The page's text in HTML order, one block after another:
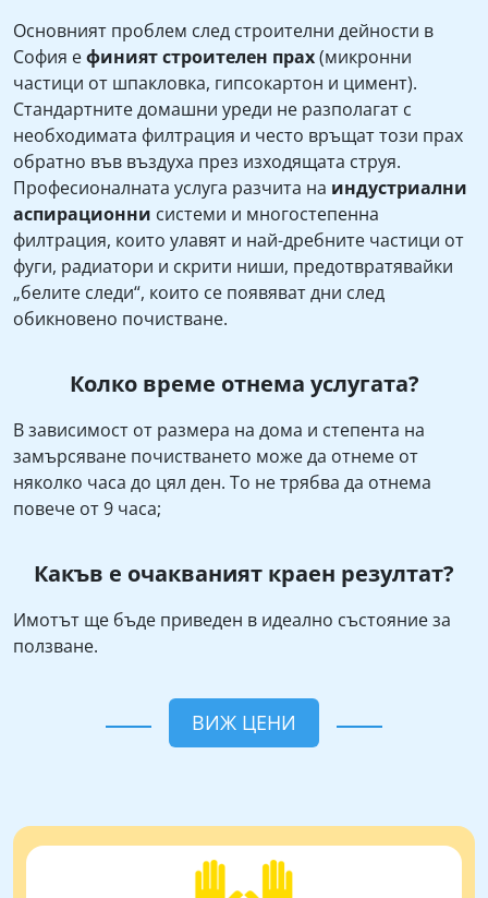
Основният проблем след строителни дейности в
София ефиният строителен прах(микронни
частици от шпакловка, гипсокартон и цимент).
Стандартните домашни уреди не разполагат с
необходимата филтрация и често връщат този прах
обратно във въздуха през изходящата струя.
Професионалната услуга разчита на индустриални
аспирационни системи и многостепенна
филтрация, които улавят и най-дребните частици от
фуги, радиатори и скрити ниши, предотвратявайки
„белите следи“, които се появяват дни след
обикновено почистване.
Колко време отнема услугата?
В зависимост от размера на дома и степента на
замърсяване почистването може да отнеме от
няколко часа до цял ден. То не трябва да отнема
повече от 9 часа;
Какъв е очакваният краен резултат?
Имотът ще бъде приведен в идеално състояние за
ползване.
ВИЖ ЦЕНИ